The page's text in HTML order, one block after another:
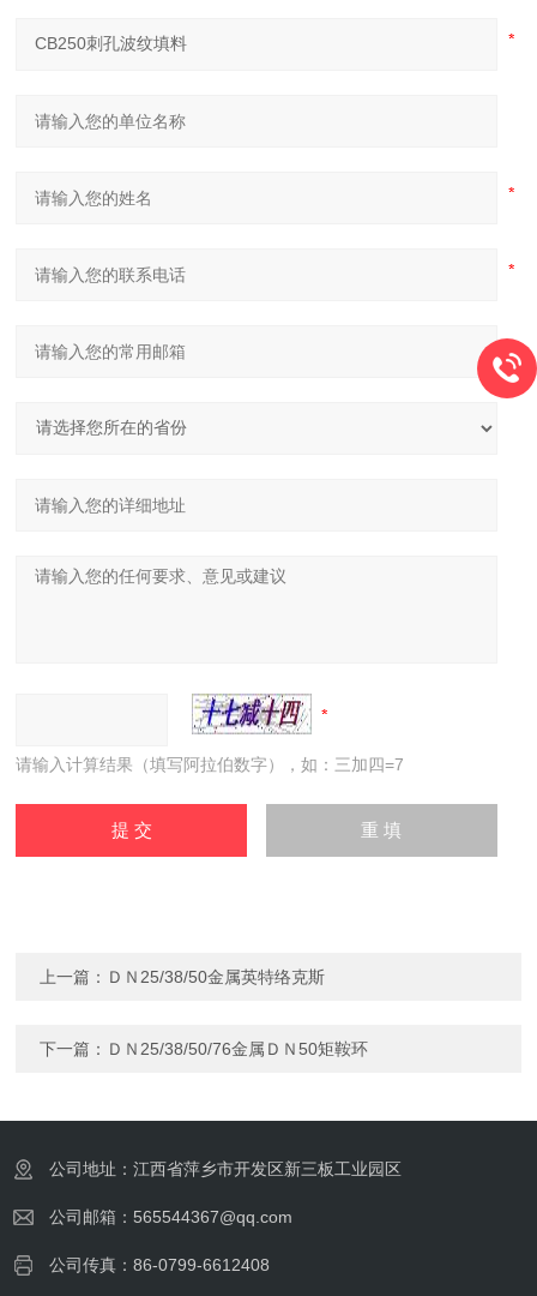
请输入计算结果（填写阿拉伯数字），如：三加四=7
上一篇： ＤＮ25/38/50金属英特络克斯
下一篇： ＤＮ25/38/50/76金属ＤＮ50矩鞍环
公司地址：江西省萍乡市开发区新三板工业园区
公司邮箱：565544367@qq.com
公司传真：86-0799-6612408